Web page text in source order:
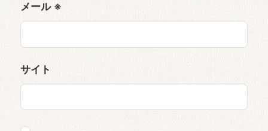
メール ※
サイト